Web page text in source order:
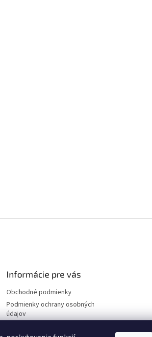
Informácie pre vás
Obchodné podmienky
Podmienky ochrany osobných
údajov